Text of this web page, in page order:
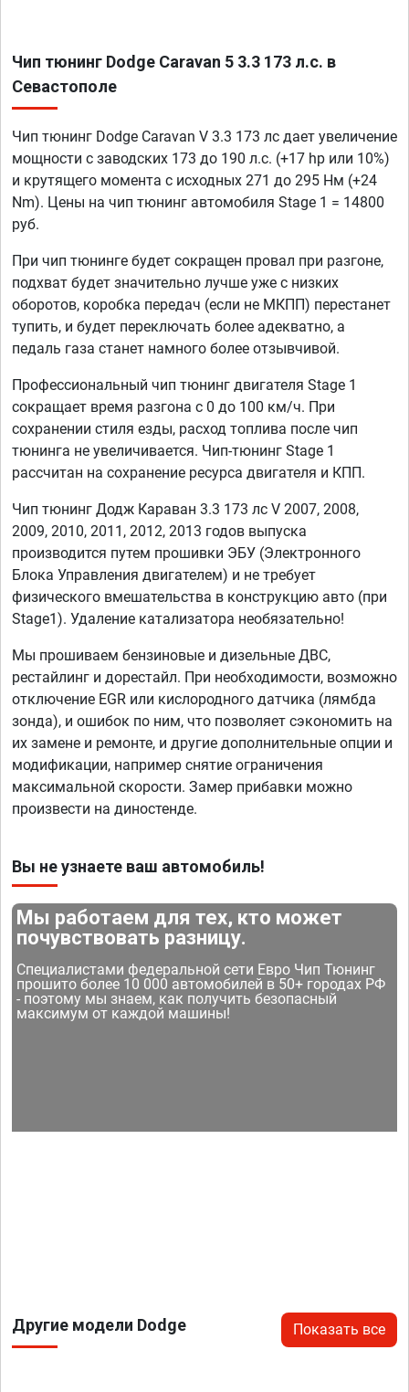
Чип тюнинг Dodge Caravan 5 3.3 173 л.с. в
Севастополе
Чип тюнинг Dodge Caravan V 3.3 173 лс дает увеличение
мощности с заводских 173 до 190 л.с. (+17 hp или 10%)
и крутящего момента с исходных 271 до 295 Нм (+24
Nm). Цены на чип тюнинг автомобиля Stage 1 = 14800
руб.
При чип тюнинге будет сокращен провал при разгоне,
подхват будет значительно лучше уже с низких
оборотов, коробка передач (если не МКПП) перестанет
тупить, и будет переключать более адекватно, а
педаль газа станет намного более отзывчивой.
Профессиональный чип тюнинг двигателя Stage 1
сокращает время разгона с 0 до 100 км/ч. При
сохранении стиля езды, расход топлива после чип
тюнинга не увеличивается. Чип-тюнинг Stage 1
рассчитан на сохранение ресурса двигателя и КПП.
Чип тюнинг Додж Караван 3.3 173 лс V 2007, 2008,
2009, 2010, 2011, 2012, 2013 годов выпуска
производится путем прошивки ЭБУ (Электронного
Блока Управления двигателем) и не требует
физического вмешательства в конструкцию авто (при
Stage1). Удаление катализатора необязательно!
Мы прошиваем бензиновые и дизельные ДВС,
рестайлинг и дорестайл. При необходимости, возможно
отключение EGR или кислородного датчика (лямбда
зонда), и ошибок по ним, что позволяет сэкономить на
их замене и ремонте, и другие дополнительные опции и
модификации, например снятие ограничения
максимальной скорости. Замер прибавки можно
произвести на диностенде.
Вы не узнаете ваш автомобиль!
Мы работаем для тех, кто может
почувствовать разницу.
Специалистами федеральной сети Евро Чип Тюнинг
прошито более 10 000 автомобилей в 50+ городах РФ
- поэтому мы знаем, как получить безопасный
максимум от каждой машины!
Другие модели Dodge Показать все